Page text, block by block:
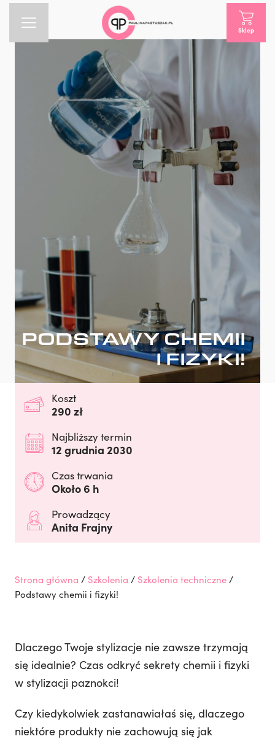
Sklep
PODSTAWY CHEMII
I FIZYKI!
Koszt
290 zł
Najbliższy termin
12 grudnia 2030
Czas trwania
Około 6 h
Prowadzący
Anita Frajny
Strona główna / Szkolenia / Szkolenia techniczne /
Podstawy chemii i fizyki!
Dlaczego Twoje stylizacje nie zawsze trzymają
się idealnie? Czas odkryć sekrety chemii i fizyki
w stylizacji paznokci!
Czy kiedykolwiek zastanawiałaś się, dlaczego
niektóre produkty nie zachowują się jak